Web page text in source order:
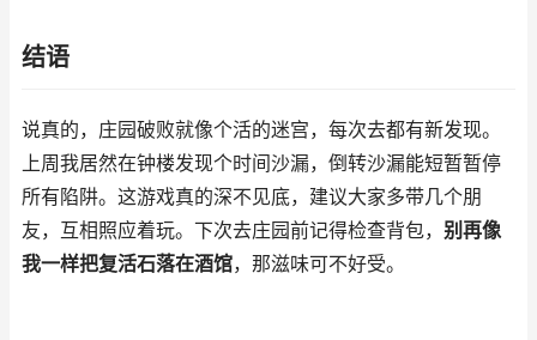
结语
说真的，庄园破败就像个活的迷宫，每次去都有新发现。
上周我居然在钟楼发现个时间沙漏，倒转沙漏能短暂暂停
所有陷阱。这游戏真的深不见底，建议大家多带几个朋
友，互相照应着玩。下次去庄园前记得检查背包， 别再像
我一样把复活石落在酒馆，那滋味可不好受。